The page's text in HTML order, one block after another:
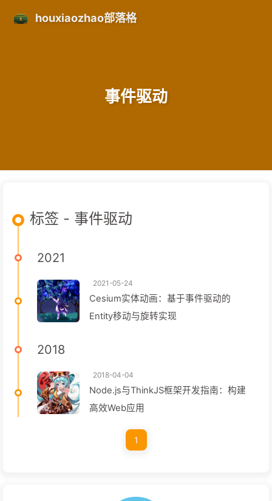
houxiaozhao部落格
事件驱动
标签 - 事件驱动
2021
2021-05-24
Cesium实体动画：基于事件驱动的
Entity移动与旋转实现
2018
2018-04-04
Node.js与ThinkJS框架开发指南：构建
高效Web应用
1